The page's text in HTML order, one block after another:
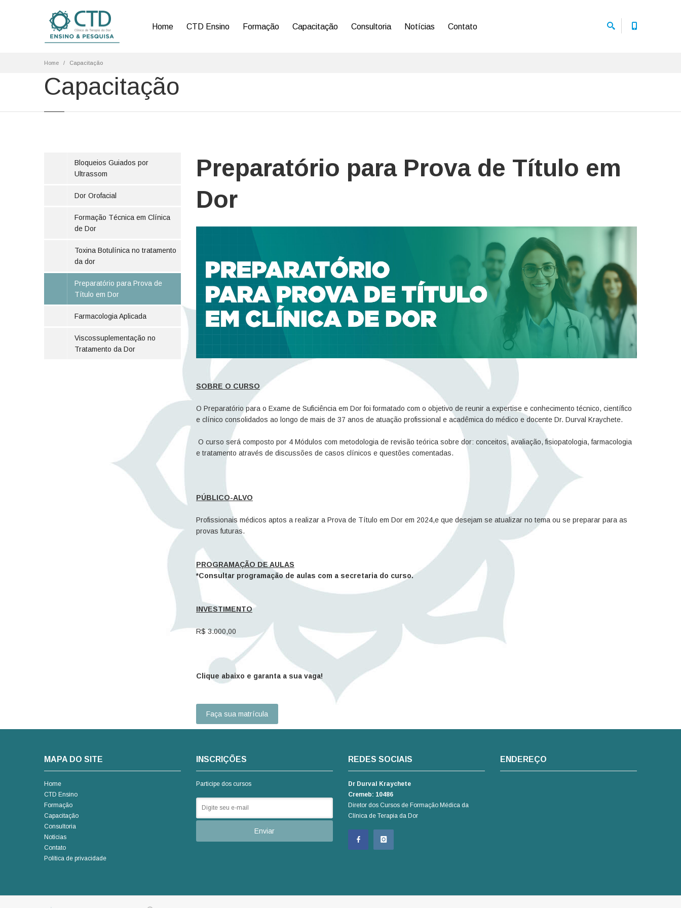
Home CTD Ensino Formação Capacitação Consultoria Notícias Contato
Home Capacitação
Capacitação
Preparatório para Prova de Título em
Dor
SOBRE O CURSO
O Preparatório para o Exame de Suficiência em Dor foi formatado com o objetivo de reunir a expertise e conhecimento técnico, científico
e clínico consolidados ao longo de mais de 37 anos de atuação profissional e acadêmica do médico e docente Dr. Durval Kraychete.
O curso será composto por 4 Módulos com metodologia de revisão teórica sobre dor: conceitos, avaliação, fisiopatologia, farmacologia
e tratamento através de discussões de casos clínicos e questões comentadas.
PÚBLICO-ALVO
Profissionais médicos aptos a realizar a Prova de Título em Dor em 2024,e que desejam se atualizar no tema ou se preparar para as
provas futuras.
PROGRAMAÇÃO DE AULAS
*Consultar programação de aulas com a secretaria do curso.
INVESTIMENTO
R$ 3.000,00
Clique abaixo e garanta a sua vaga!
Faça sua matrícula
Bloqueios Guiados por
Ultrassom
Dor Orofacial
Formação Técnica em Clínica
de Dor
Toxina Botulínica no tratamento
da dor
Preparatório para Prova de
Título em Dor
Farmacologia Aplicada
Viscossuplementação no
Tratamento da Dor
MAPA DO SITE
Home
CTD Ensino
Formação
Capacitação
Consultoria
Notícias
Contato
Política de privacidade
INSCRIÇÕES
Participe dos cursos
REDES SOCIAIS
Dr Durval Kraychete
Cremeb: 10486
Diretor dos Cursos de Formação Médica da
Clínica de Terapia da Dor
ENDEREÇO